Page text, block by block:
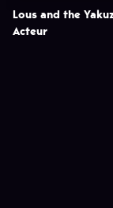
Lous and the
Acteur